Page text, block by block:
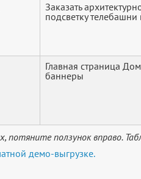
Заказать
подсветку телебашни
Главная страница
баннеры
потяните ползунок вправо.
демо-выгрузке.